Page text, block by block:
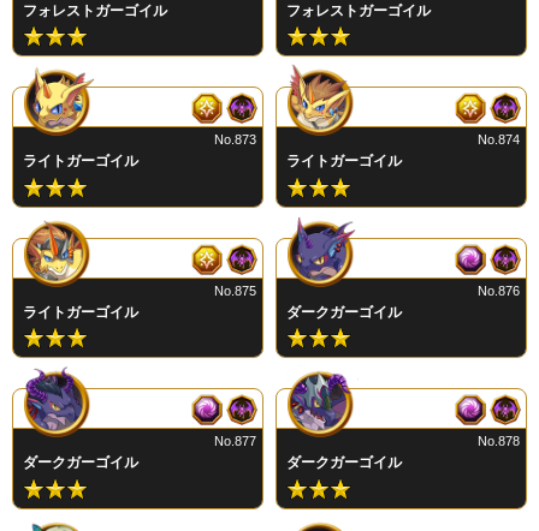
フォレストガーゴイル フォレストガーゴイル
ライトガーゴイル
No.873
ライトガーゴイル
No.874
ライトガーゴイル
No.875
ダークガーゴイル
No.876
ダークガーゴイル
No.877
ダークガーゴイル
No.878